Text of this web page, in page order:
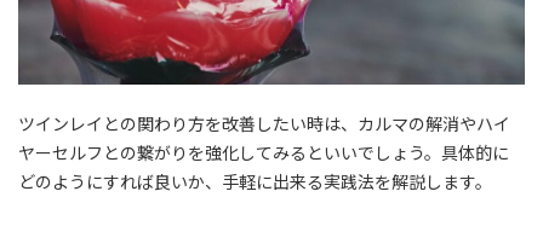
ツインレイとの関わり方を改善したい時は、カルマの解消やハイ
ヤーセルフとの繋がりを強化してみるといいでしょう。具体的に
どのようにすれば良いか、手軽に出来る実践法を解説します。